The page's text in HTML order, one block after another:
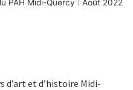
PAH Midi-Quercy : Août 2022
d’art et d’histoire Midi-